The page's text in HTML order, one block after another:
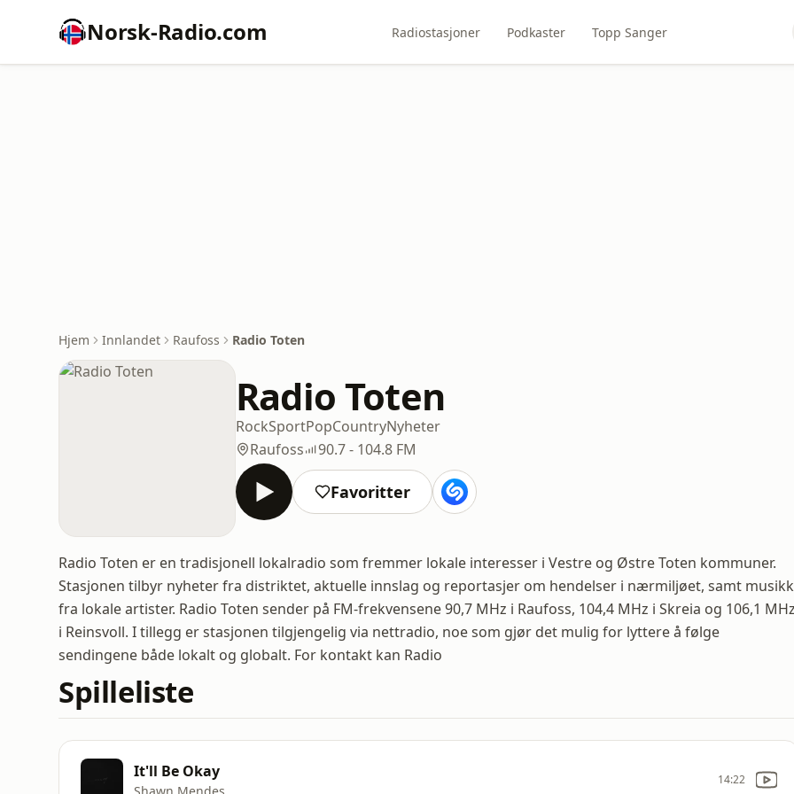
Norsk-Radio.com Radiostasjoner Podkaster Topp Sanger
Hjem Innlandet Raufoss Radio Toten
Radio Toten
RockSportPopCountryNyheter
Raufoss
90.7 - 104.8 FM
Favoritter
Radio Toten er en tradisjonell lokalradio som fremmer lokale interesser i Vestre og Østre Toten kommuner.
Stasjonen tilbyr nyheter fra distriktet, aktuelle innslag og reportasjer om hendelser i nærmiljøet, samt musikk
fra lokale artister. Radio Toten sender på FM-frekvensene 90,7 MHz i Raufoss, 104,4 MHz i Skreia og 106,1
i Reinsvoll. I tillegg er stasjonen tilgjengelig via nettradio, noe som gjør det mulig for lyttere å følge
sendingene både lokalt og globalt. For kontakt kan Radio
Spilleliste
It'll Be Okay
Shawn Mendes
14:22